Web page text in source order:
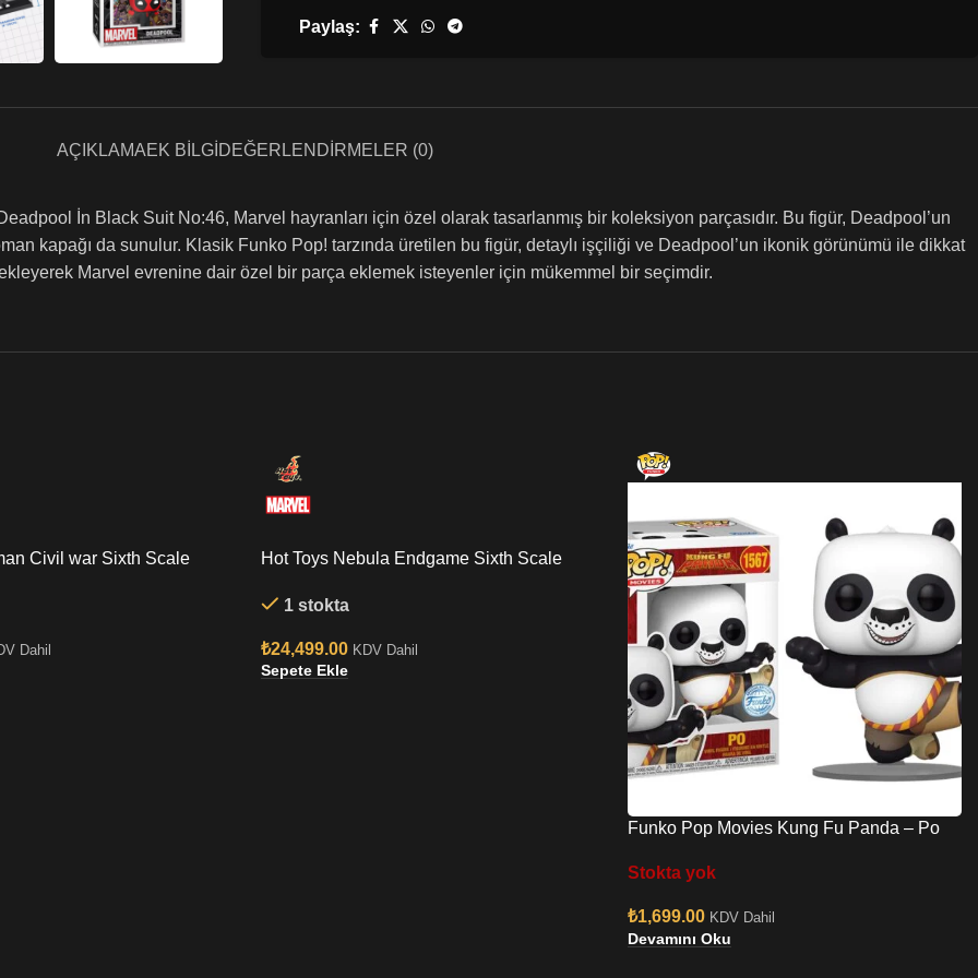
Paylaş:
AÇIKLAMAEK BILGI DEĞERLENDIRMELER (0)
İn Black Suit No:46, Marvel hayranları için özel olarak tasarlanmış bir koleksiyon parçasıdır. Bu figür, Deadpool’un
kapağı da sunulur. Klasik Funko Pop! tarzında üretilen bu figür, detaylı işçiliği ve Deadpool’un ikonik görünümü ile dikkat
Marvel evrenine dair özel bir parça eklemek isteyenler için mükemmel bir seçimdir.
Civil war Sixth Scale
Dahil
Hot Toys Nebula Endgame Sixth Scale
1 stokta
₺24,499.00 KDV Dahil
Sepete Ekle
Funko Pop Movies Kung Fu Panda – Po
Stokta yok
₺1,699.00 KDV Dahil
Devamını Oku